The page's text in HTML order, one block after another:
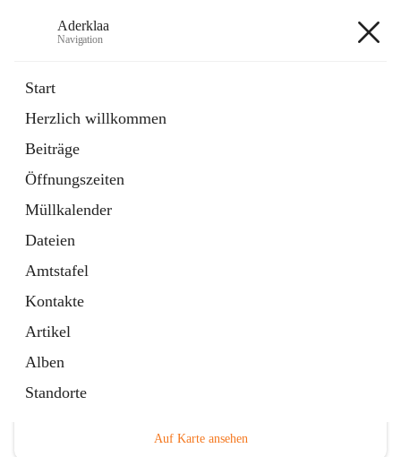
Aderklaa
Navigation
Start
Herzlich willkommen
Beiträge
Öffnungszeiten
Müllkalender
Dateien
Amtstafel
Kontakte
Artikel
Alben
Standorte
6 Schnellzugriffe
Gemeinde
3 Schnellzugriffe
Auf Karte ansehen